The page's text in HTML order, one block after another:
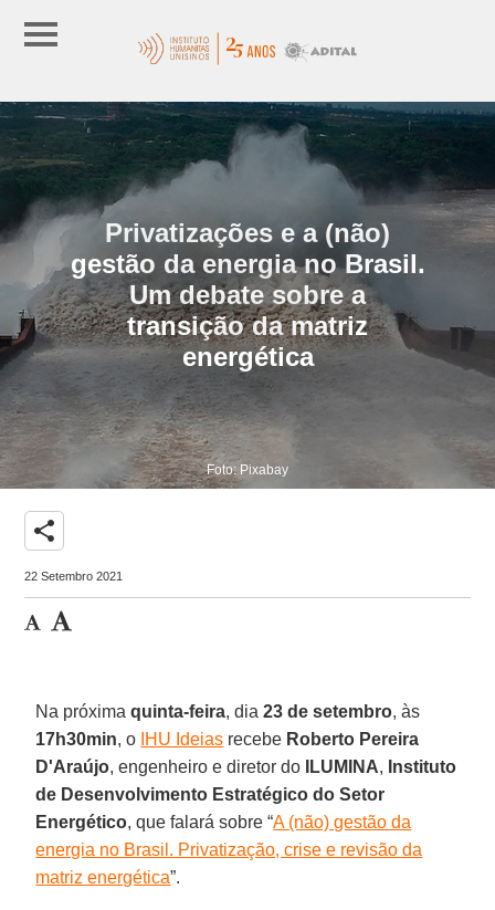
Privatizações e a (não)
gestão da energia no Brasil.
Um debate sobre a
transição da matriz
energética
Foto: Pixabay
share
22 Setembro 2021
Na próximaquinta-feira, dia23 de setembro, às
17h30min, o IHU Ideias recebe Roberto Pereira
D'Araújo, engenheiro e diretor do ILUMINA, Instituto
de Desenvolvimento Estratégico do Setor
Energético, que falará sobre “A (não) gestão da
energia no Brasil. Privatização, crise e revisão da
matriz energética”.